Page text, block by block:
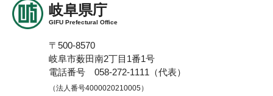
岐阜県庁
GIFU Prefectural Office
〒500-8570
岐阜市薮田南2丁目1番1号
電話番号 058-272-1111（代表）
（法人番号4000020210005）